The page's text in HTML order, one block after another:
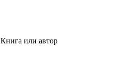
Книга или автор